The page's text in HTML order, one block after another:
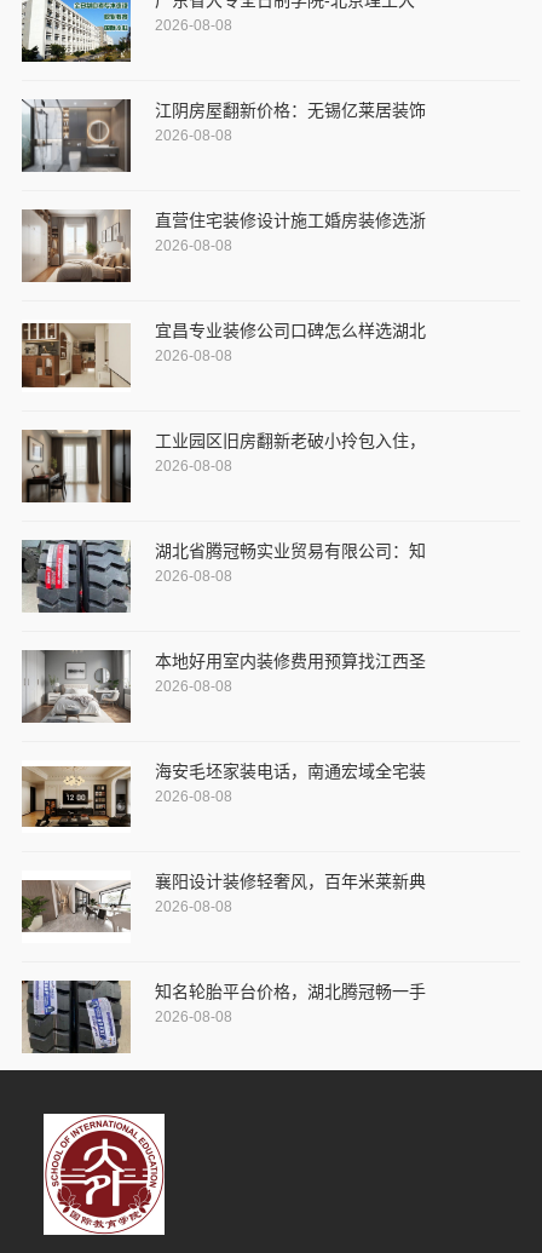
2026-08-08
江阴房屋翻新价格：无锡亿莱居装饰
2026-08-08
直营住宅装修设计施工婚房装修选浙
2026-08-08
宜昌专业装修公司口碑怎么样选湖北
2026-08-08
工业园区旧房翻新老破小拎包入住，
2026-08-08
湖北省腾冠畅实业贸易有限公司：知
2026-08-08
本地好用室内装修费用预算找江西圣
2026-08-08
海安毛坯家装电话，南通宏域全宅装
2026-08-08
襄阳设计装修轻奢风，百年米莱新典
2026-08-08
知名轮胎平台价格，湖北腾冠畅一手
2026-08-08
3分钟前 段女士 正在咨询